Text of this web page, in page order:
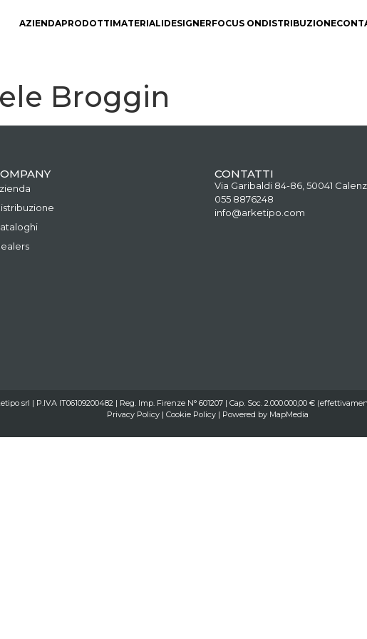
AZIENDAPRODOTTIMATERIALIDESIGNERFOCUS ONDISTRIBUZIONE
Broggin
CONTATTI
Via Garibaldi 84-86, 50041
055 8876248
info@arketipo.com
srl | P.IVA IT06109200482 | Reg. Imp. Firenze N° 601207 | Cap. Soc. 2.000.000,00 €
Privacy Policy| Cookie Policy| Powered by MapMedia